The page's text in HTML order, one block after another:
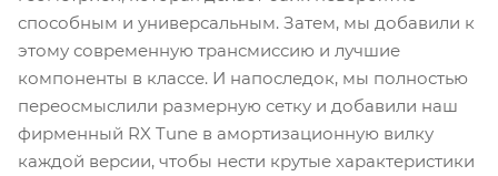
способным и универсальным. Затем, мы добавили к
этому современную трансмиссию и лучшие
компоненты в классе. И напоследок, мы полностью
переосмыслили размерную сетку и добавили наш
фирменный RX Tune в амортизационную вилку
каждой версии, чтобы нести крутые характеристики